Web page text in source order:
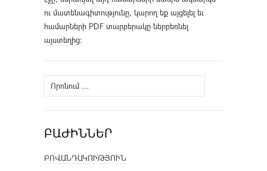
ու մատենագիտությունը, կարող եք այցելել եւ
համարների PDF տարբերակը ներբեռնել
այստեղից։
Որոնել՝
ԲԱԺԻՆՆԵՐ
ԲՈՎԱՆԴԱԿՈՒԹՅՈՒՆ